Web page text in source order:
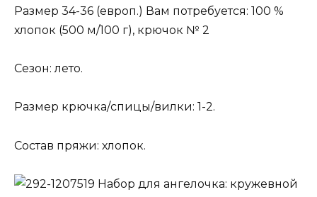
Размер 34-36 (европ.) Вам потребуется: 100 %
хлопок (500 м/100 г), крючок № 2
Сезон: лето.
Размер крючка/спицы/вилки: 1-2.
Состав пряжи: хлопок.
Набор для ангелочка: кружевной